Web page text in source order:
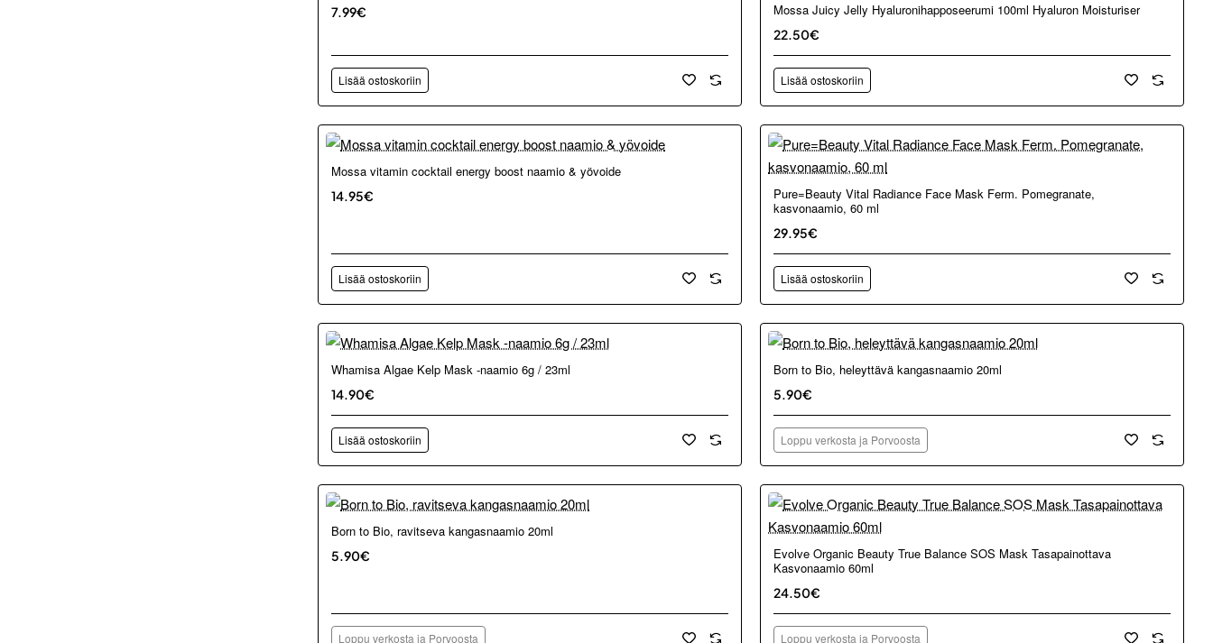
7.99€
Lisää ostoskoriin
Mossa Juicy Jelly Hyaluronihapposeerumi 100ml Hyaluron Moisturiser
22.50€
Lisää ostoskoriin
Mossa vitamin cocktail energy boost naamio & yövoide
14.95€
Lisää ostoskoriin
Pure=Beauty Vital Radiance Face Mask Ferm. Pomegranate,
kasvonaamio, 60 ml
29.95€
Lisää ostoskoriin
Whamisa Algae Kelp Mask -naamio 6g / 23ml
14.90€
Lisää ostoskoriin
Loppu verkosta ja Porvoosta
Born to Bio, heleyttävä kangasnaamio 20ml
5.90€
Loppu verkosta ja Porvoosta
Loppu verkosta ja Porvoosta
Born to Bio, ravitseva kangasnaamio 20ml
5.90€
Loppu verkosta ja Porvoosta
Loppu verkosta ja Porvoosta
Evolve Organic Beauty True Balance SOS Mask Tasapainottava
Kasvonaamio 60ml
24.50€
Loppu verkosta ja Porvoosta